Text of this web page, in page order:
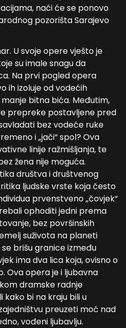
naći će se ponovo
pozorišta Sarajevo
U svoje opere vješto je
su imale snagu da
Na prvi pogled opera
ih izoluje od vodećih
bitna bića. Međutim,
prepreke postavljene pred
bez vodeće ruke
i „jači“ spol? Ova
linije ražmišljanja, te
žena nije moguća.
društva i društvenog
ljudske vrste koja često
prvenstveno „čovjek“
ophoditi jedni prema
bez površinskih
suživota na planeti
se brišu granice između
ima dva lica koja, ovisno o
Ova opera je i ljubavna
dramske radnje
kako bi na kraju bili u
preuzeti moć nad
vođeni ljubavlju.